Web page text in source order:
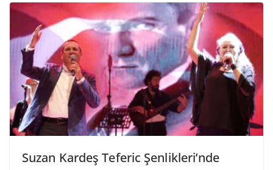
Suzan Kardeş Teferic Şenlikleri’nde